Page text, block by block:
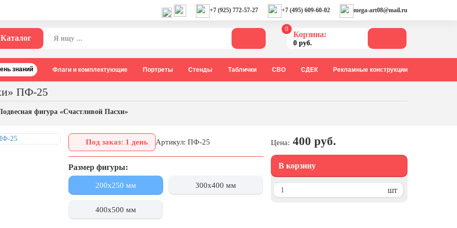
+7 (925) 772-57-27 +7 (495) 609-60-02 mega-art08@mail.ru
Каталог
0
Корзина:
0 руб.
знаний Флаги и комплектующие Портреты Стенды Таблички СВО СДЕК Рекламные конструкции
ПФ-25
фигура «Счастливой Пасхи»
Под заказ: 1 день Артикул: ПФ-25
Размер фигуры:
200x250 мм 300x400 мм
400x500 мм
Цена: 400 руб.
В корзину
шт